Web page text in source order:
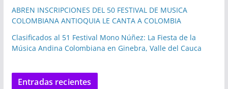
ABREN INSCRIPCIONES DEL 50 FESTIVAL DE MUSICA
COLOMBIANA ANTIOQUIA LE CANTA A COLOMBIA
Clasificados al 51 Festival Mono Núñez: La Fiesta de la
Música Andina Colombiana en Ginebra, Valle del Cauca
Entradas recientes